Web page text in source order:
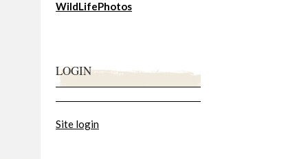
WildLifePhotos
LOGIN
Site login